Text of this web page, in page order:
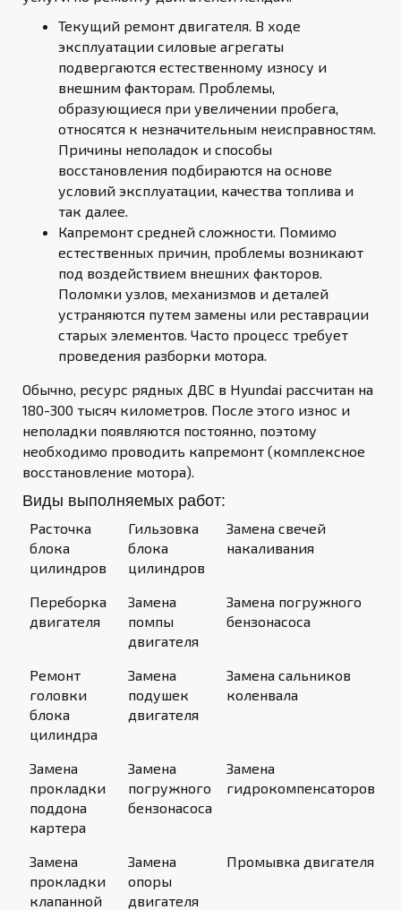
Текущий ремонт двигателя. В ходе
эксплуатации силовые агрегаты
подвергаются естественному износу и
внешним факторам. Проблемы,
образующиеся при увеличении пробега,
относятся к незначительным неисправностям.
Причины неполадок и способы
восстановления подбираются на основе
условий эксплуатации, качества топлива и
так далее.
Капремонт средней сложности. Помимо
естественных причин, проблемы возникают
под воздействием внешних факторов.
Поломки узлов, механизмов и деталей
устраняются путем замены или реставрации
старых элементов. Часто процесс требует
проведения разборки мотора.
Обычно, ресурс рядных ДВС в Hyundai рассчитан на
180-300 тысяч километров. После этого износ и
неполадки появляются постоянно, поэтому
необходимо проводить капремонт (комплексное
восстановление мотора).
Виды выполняемых работ:
Расточка
блока
цилиндров
Гильзовка
блока
цилиндров
Замена свечей
накаливания
Переборка
двигателя
Замена
помпы
двигателя
Замена погружного
бензонасоса
Ремонт
головки
блока
цилиндра
Замена
подушек
двигателя
Замена сальников
коленвала
Замена
прокладки
поддона
картера
Замена
погружного
бензонасоса
Замена
гидрокомпенсаторов
Замена
прокладки
клапанной
Замена
опоры
двигателя
Промывка двигателя